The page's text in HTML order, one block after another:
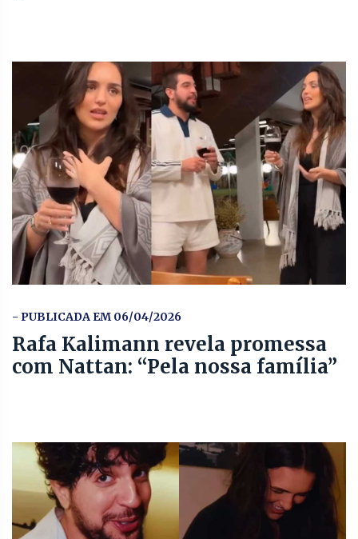
- PUBLICADA EM 06/04/2026
Rafa Kalimann revela promessa
com Nattan: “Pela nossa família”